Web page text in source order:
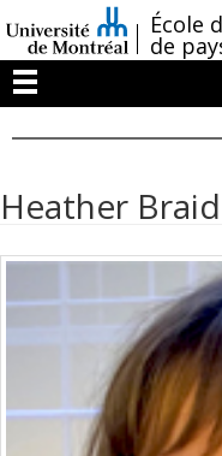
au
contenu
/École
de
Menu
Heather